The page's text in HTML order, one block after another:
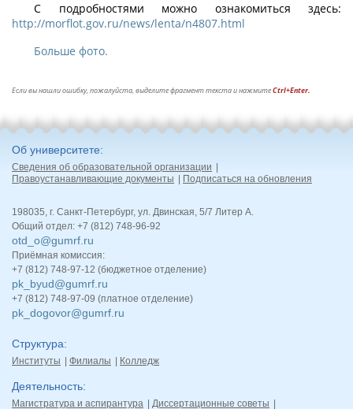
С подробностями можно ознакомиться здесь:
http://morflot.gov.ru/news/lenta/n4807.html
Больше фото.
Если вы нашли ошибку, пожалуйста, выделите фрагмент текста и нажмитеCtrl+Enter.
Об университете
Сведения об образовательной организации
Правоустанавливающие документы
Подписаться на обновления
198035, г. Санкт-Петербург, ул. Двинская, 5/7 Литер А.
Общий отдел: +7 (812) 748-96-92
otd_o@gumrf.ru
Приёмная комиссия:
+7 (812) 748-97-12 (бюджетное отделение)
pk_byud@gumrf.ru
+7 (812) 748-97-09 (платное отделение)
pk_dogovor@gumrf.ru
Структура
Институты Филиалы Колледж
Деятельность
Магистратура и аспирантура Диссертационные советы